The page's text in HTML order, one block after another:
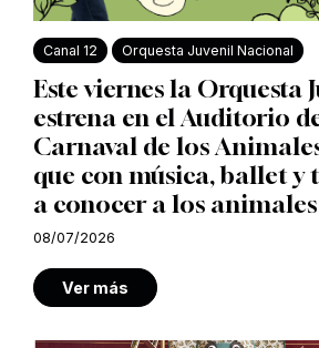
Canal 12 Orquesta Juvenil Nacional
Este viernes la Orquesta
estrena en el Auditorio
Carnaval de los
que con música, ballet y
a conocer a los animales
08/07/2026
Ver más